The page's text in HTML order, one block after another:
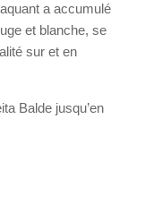
a accumulé
et blanche, se
sur et en
Balde jusqu’en